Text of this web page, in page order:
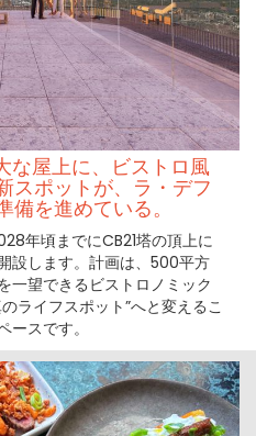
な屋上に、ビストロ風
スポットが、ラ・デフ
備を進めている。
年頃までにCB21塔の頂上に
設します。計画は、500平方
一望できるビストロノミック
ライフスポット”へと変えるこ
ースです。